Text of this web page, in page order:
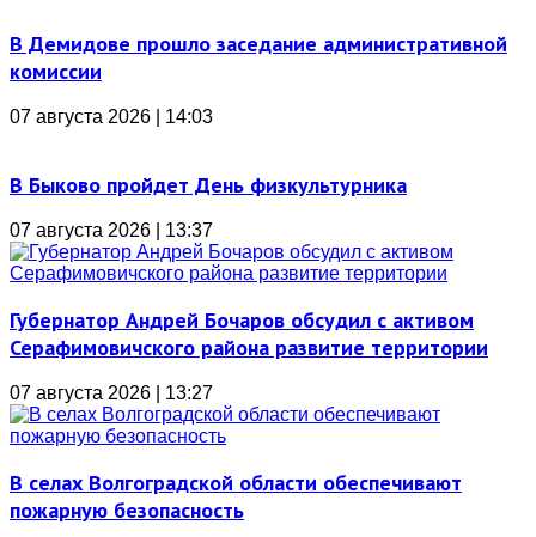
В Демидове прошло заседание административной
комиссии
07 августа 2026 | 14:03
В Быково пройдет День физкультурника
07 августа 2026 | 13:37
Губернатор Андрей Бочаров обсудил с активом
Серафимовичского района развитие территории
07 августа 2026 | 13:27
В селах Волгоградской области обеспечивают
пожарную безопасность